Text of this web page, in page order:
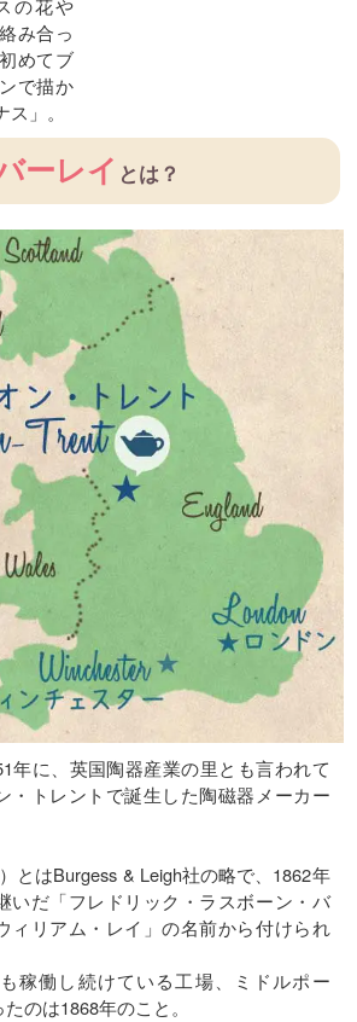
の花や
み合っ
めてブ
で描か
」。
ーレイ とは？
年に、英国陶器産業の里とも言われて
・トレントで誕生した陶磁器メーカー
とはBurgess & Leigh社の略で、1862年
いだ「フレドリック・ラスボーン・バ
ィリアム・レイ」の名前から付けられ
稼働し続けている工場、ミドルポー
のは1868年のこと。